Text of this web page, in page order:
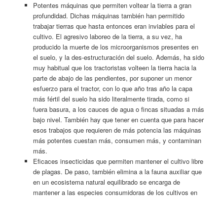
Potentes máquinas que permiten voltear la tierra a gran
profundidad. Dichas máquinas también han permitido
trabajar tierras que hasta entonces eran inviables para el
cultivo. El agresivo laboreo de la tierra, a su vez, ha
producido la muerte de los microorganismos presentes en
el suelo, y la des-estructuración del suelo. Además, ha sido
muy habitual que los tractoristas volteen la tierra hacia la
parte de abajo de las pendientes, por suponer un menor
esfuerzo para el tractor, con lo que año tras año la capa
más fértil del suelo ha sido literalmente tirada, como si
fuera basura, a los cauces de agua o fincas situadas a más
bajo nivel. También hay que tener en cuenta que para hacer
esos trabajos que requieren de más potencia las máquinas
más potentes cuestan más, consumen más, y contaminan
más.
Eficaces insecticidas que permiten mantener el cultivo libre
de plagas. De paso, también elimina a la fauna auxiliar que
en un ecosistema natural equilibrado se encarga de
mantener a las especies consumidoras de los cultivos en